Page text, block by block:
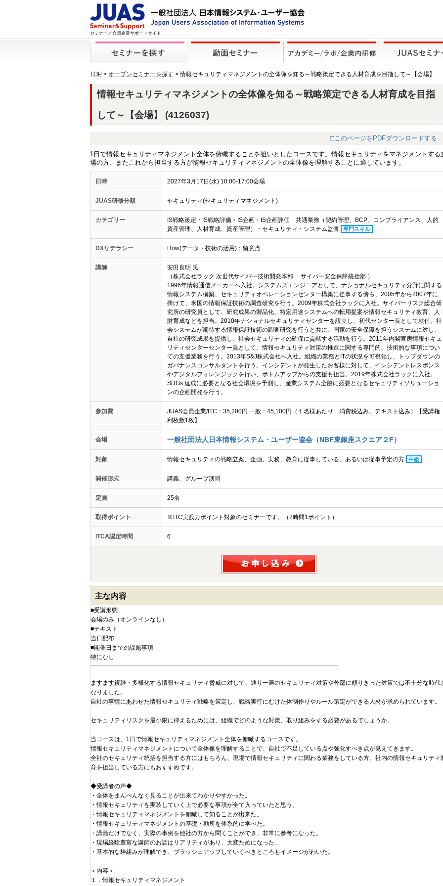
セミナー／会員企業サポートサイト
TOP > オープンセミナーを探す > 情報セキュリティマネジメントの全体像を知る～戦略策定できる人材育成を目指して～【会場】
情報セキュリティマネジメントの全体像を知る～戦略策定できる人材育成を目指
して～【会場】 (4126037)
□このページをPDFダウンロードする
1日で情報セキュリティマネジメント全体を俯瞰することを狙いとしたコースです。情報セキュリティをマネジメントする
場の方、またこれから担当する方が情報セキュリティマネジメントの全体像を理解することに適しています。
日時 2027年3月17日(水) 10:00-17:00会場
JUAS研修分類 セキュリティ(セキュリティマネジメント)
カテゴリー
IS戦略策定・IS戦略評価・IS企画・IS企画評価 共通業務（契約管理、BCP、コンプライアンス、人的
資産管理、人材育成、資産管理）・セキュリティ・システム監査
専門スキル
DXリテラシー How(データ・技術の活用)：留意点
講師
安田良明 氏
（株式会社ラック 次世代サイバー技術開発本部 サイバー安全保障統括部 ）
1996年情報通信メーカーへ入社。システムズエンジニアとして、ナショナルセキュリティ分野に関する
情報システム構築、セキュリティオペレーションセンター構築に従事する傍ら、2005年から2007年に
掛けて、米国の情報保証技術の調査研究を行う。2009年株式会社ラックに入社。サイバーリスク総合研
究所の研究員として、研究成果の製品化、特定用途システムへの転用提案や情報セキュリティ教育、人
財育成などを担当。2010年ナショナルセキュリティセンターを設立し、初代センター長として就任。社
会システムが期待する情報保証技術の調査研究を行うと共に、国家の安全保障を担うシステムに対し、
自社の研究成果を提供し、社会セキュリティの確保に貢献する活動を行う。2011年内閣官房情報セキュ
リティセンターセンター員として、情報セキュリティ対策の推進に関する専門的、技術的な事項につい
ての支援業務を行う。2013年S&J株式会社へ入社。組織の業務とITの状況を可視化し、トップダウンの
ガバナンスコンサルタントを行う。インシデントが発生したお客様に対して、インシデントレスポンス
やデジタルフォレンジックを行い、ボトムアップからの支援も担当。2019年株式会社ラックに入社。
SDGs 達成に必要となる社会環境を予測し、産業システム全般に必要となるセキュリティソリューショ
ンの企画開発を行う。
参加費
JUAS会員企業/ITC：35,200円 一般：45,100円（１名様あたり 消費税込み、テキスト込み）【受講権
利枚数1枚】
会場 一般社団法人日本情報システム・ユーザー協会（NBF東銀座スクエア２F）
対象 情報セキュリティの戦略立案、企画、実務、教育に従事している、あるいは従事予定の方 中級
開催形式 講義、グループ演習
定員 25名
取得ポイント ※ITC実践力ポイント対象のセミナーです。（2時間1ポイント）
ITCA認定時間 6
主な内容
■受講形態
会場のみ（オンラインなし）
■テキスト
当日配布
■開催日までの課題事項
特になし
ますます複雑・多様化する情報セキュリティ脅威に対して、通り一遍のセキュリティ対策や外部に頼りきった対策では不十分な時代
なりました。
自社の事情にあわせた情報セキュリティ戦略を策定し、戦略実行にむけた体制作りやルール策定ができる人材が求められています。
セキュリティリスクを最小限に抑えるためには、組織でどのような対策、取り組みをする必要があるでしょうか。
当コースは、1日で情報セキュリティマネジメント全体を俯瞰するコースです。
情報セキュリティマネジメントについて全体像を理解することで、自社で不足している点や強化すべき点が見えてきます。
全社のセキュリティ統括を担当する方にはもちろん、現場で情報セキュリティに関わる業務をしている方、社内の情報セキュリティ
育を担当している方にもおすすめです。
◆受講者の声◆
・全体をまんべんなく見ることが出来てわかりやすかった。
・情報セキュリティを実装していく上で必要な事項が全て入っていたと思う。
・情報セキュリティマネジメントを俯瞰して知ることが出来た。
・情報セキュリティマネジメントの基礎・勘所を体系的に学べた。
・講義だけでなく、実際の事例を他社の方から聞くことができ、非常に参考になった。
・現場経験豊富な講師のお話はリアリティがあり、大変ためになった。
・基本的な枠組みが理解でき、ブラッシュアップしていくべきところもイメージがわいた。
＜内容＞
１．情報セキュリティマネジメント